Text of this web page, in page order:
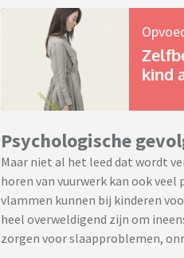
kind
Psychologische
Maar niet al het leed dat wordt
horen van vuurwerk kan ook
vlammen kunnen bij kinderen
heel overweldigend zijn om
zorgen voor slaapproblemen,